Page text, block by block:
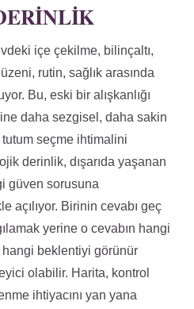
içe çekilme, bilinçaltı,
rutin, sağlık arasında
Bu, eski bir alışkanlığı
daha sezgisel, daha sakin
tutum seçme ihtimalini
derinlik, dışarıda yaşanan
güven sorusuna
açılıyor. Birinin cevabı geç
yerine o cevabın hangi
hangi beklentiyi görünür
olabilir. Harita, kontrol
ihtiyacını yan yana